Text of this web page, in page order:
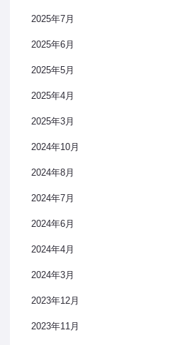
2025年7月
2025年6月
2025年5月
2025年4月
2025年3月
2024年10月
2024年8月
2024年7月
2024年6月
2024年4月
2024年3月
2023年12月
2023年11月